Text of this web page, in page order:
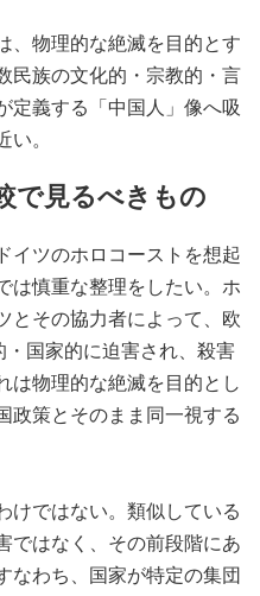
、物理的な絶滅を目的とす
民族の文化的・宗教的・言
定義する「中国人」像へ吸
い。
で見るべきもの
イツのホロコーストを想起
は慎重な整理をしたい。ホ
とその協力者によって、欧
国家的に迫害され、殺害
は物理的な絶滅を目的とし
政策とそのまま同一視する
けではない。類似している
ではなく、その前段階にあ
なわち、国家が特定の集団